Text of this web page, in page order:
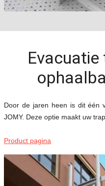
Door de jaren heen is dit één
JOMY. Deze optie maakt uw
Product pagina